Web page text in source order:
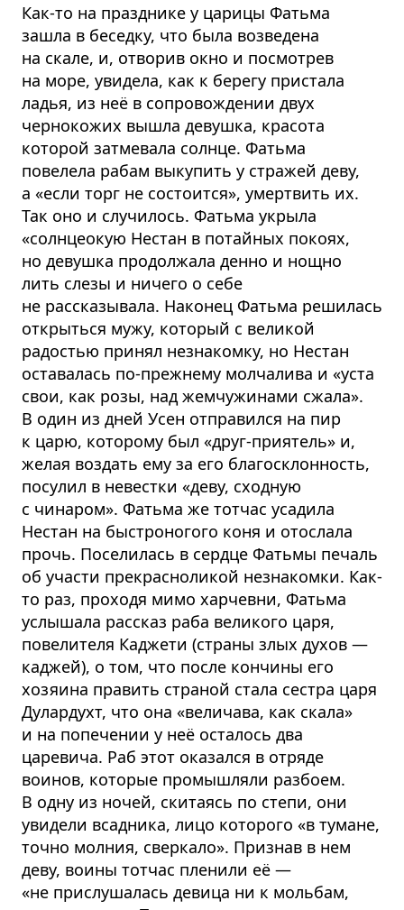
Как-то на празднике у царицы Фатьма
зашла в беседку, что была возведена
на скале, и, отворив окно и посмотрев
на море, увидела, как к берегу пристала
ладья, из неё в сопровождении двух
чернокожих вышла девушка, красота
которой затмевала солнце. Фатьма
повелела рабам выкупить у стражей деву,
а «если торг не состоится», умертвить их.
Так оно и случилось. Фатьма укрыла
«солнцеокую Нестан в потайных покоях,
но девушка продолжала денно и нощно
лить слезы и ничего о себе
не рассказывала. Наконец Фатьма решилась
открыться мужу, который с великой
радостью принял незнакомку, но Нестан
оставалась по-прежнему молчалива и «уста
свои, как розы, над жемчужинами сжала».
В один из дней Усен отправился на пир
к царю, которому был «друг-приятель» и,
желая воздать ему за его благосклонность,
посулил в невестки «деву, сходную
с чинаром». Фатьма же тотчас усадила
Нестан на быстроногого коня и отослала
прочь. Поселилась в сердце Фатьмы печаль
об участи прекрасноликой незнакомки. Как-
то раз, проходя мимо харчевни, Фатьма
услышала рассказ раба великого царя,
повелителя Каджети (страны злых духов —
каджей), о том, что после кончины его
хозяина править страной стала сестра царя
Дулардухт, что она «величава, как скала»
и на попечении у неё осталось два
царевича. Раб этот оказался в отряде
воинов, которые промышляли разбоем.
В одну из ночей, скитаясь по степи, они
увидели всадника, лицо которого «в тумане,
точно молния, сверкало». Признав в нем
деву, воины тотчас пленили её —
«не прислушалась девица ни к мольбам,